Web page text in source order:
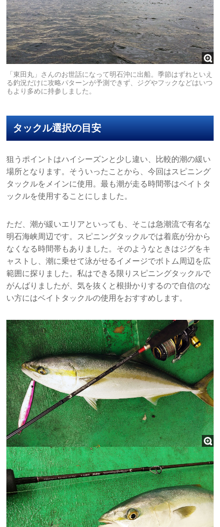
「東田丸」さんのお世話になって明石沖に出船。季節はずれといえ
る釣況だけに攻略パターンが予測できず、ジグやフックなどはいつ
もより多めに持参しました。
タックル選択の目安
狙うポイントはハイシーズンと少し違い、比較的潮の緩い
場所となります。そういったことから、今回はスピニング
タックルをメインに使用。最も潮が走る時間帯はベイトタ
ックルを使用することにしました。
ただ、潮が緩いエリアといっても、そこは急潮流で有名な
明石海峡周辺です。スピニングタックルでは着底が分から
なくなる時間帯もありました。そのようなときはジグをキ
ャストし、潮に乗せて泳がせるイメージでボトム周辺を広
範囲に探りました。私はできる限りスピニングタックルで
がんばりましたが、気を抜くと根掛かりするので自信のな
い方にはベイトタックルの使用をおすすめします。